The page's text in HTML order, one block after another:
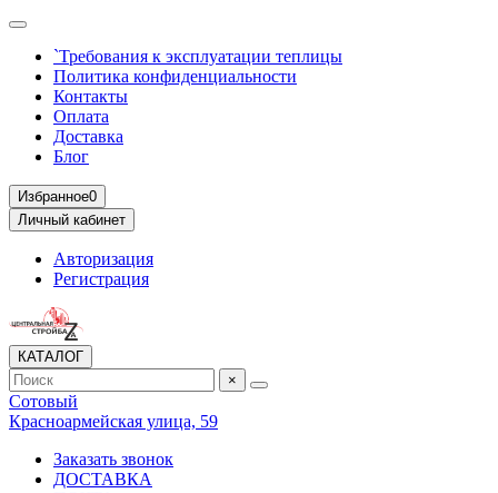
`Требования к эксплуатации теплицы
Политика конфиденциальности
Контакты
Оплата
Доставка
Блог
Избранное0
Личный кабинет
Авторизация
Регистрация
КАТАЛОГ
×
Сотовый
Красноармейская улица, 59
Заказать звонок
ДОСТАВКА